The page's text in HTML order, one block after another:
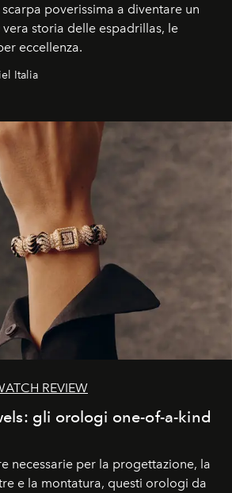
poverissima a diventare un
vera storia delle espadrillas, le
eccellenza.
Italia
REVIEW
gli orologi one-of-a-kind
necessarie per la progettazione, la
e la montatura, questi orologi da